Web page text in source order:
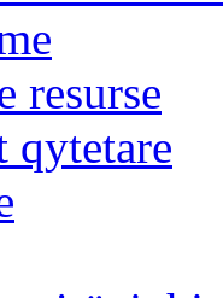
resurse
qytetare